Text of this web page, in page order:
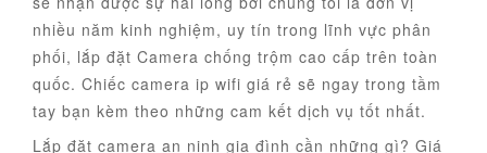
nhiều năm kinh nghiệm, uy tín trong lĩnh vực phân
phối, lắp đặt Camera chống trộm cao cấp trên toàn
quốc. Chiếc camera ip wifi giá rẻ sẽ ngay trong tầm
tay bạn kèm theo những cam kết dịch vụ tốt nhất.
Lắp đặt camera an ninh gia đình cần những gì? Giá